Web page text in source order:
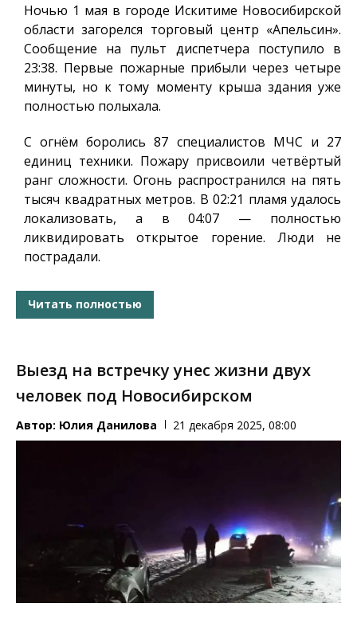
Ночью 1 мая в городе Искитиме Новосибирской
области загорелся торговый центр «Апельсин».
Сообщение на пульт диспетчера поступило в
23:38. Первые пожарные прибыли через четыре
минуты, но к тому моменту крыша здания уже
полностью полыхала.
С огнём боролись 87 специалистов МЧС и 27
единиц техники. Пожару присвоили четвёртый
ранг сложности. Огонь распространился на пять
тысяч квадратных метров. В 02:21 пламя удалось
локализовать, а в 04:07 — полностью
ликвидировать открытое горение. Люди не
пострадали.
Читать полностью
Выезд на встречку унес жизни двух
человек под Новосибирском
Автор: Юлия Данилова 21 декабря 2025, 08:00